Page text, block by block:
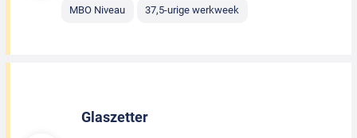
MBO Niveau 37,5-urige werkweek
Glaszetter